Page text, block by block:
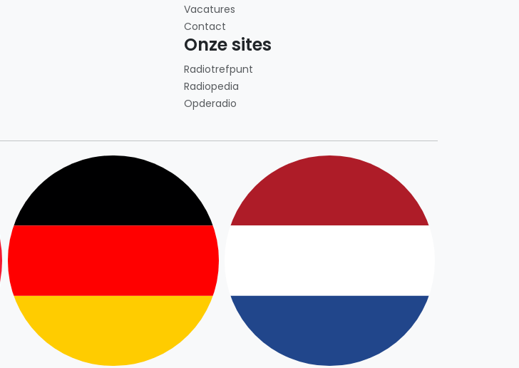
Vacatures
Contact
Onze sites
Radiotrefpunt
Radiopedia
Opderadio